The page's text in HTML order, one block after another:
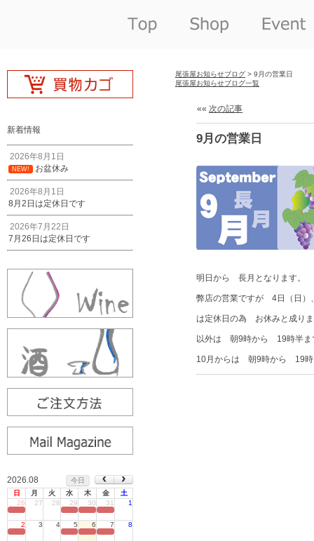
新着情報
2026年8月1日
NEW! お盆休み
2026年8月1日
8月2日は定休日です
2026年7月22日
7月26日は定休日です
2026.08
今日
日
月 火 水 木 金
土
26
27 28 29 30 31 1
2 3 4 5 6 7 8
尾張屋お知らせブログ > 9月の営業日
尾張屋お知らせブログ一覧
«« 次の記事
9月の営業日
明日から 長月となります。
弊店の営業ですが 4日（日）
は定休日の為 お休みと成り
以外は 朝9時から 19時半ま
10月からは 朝9時から 19時